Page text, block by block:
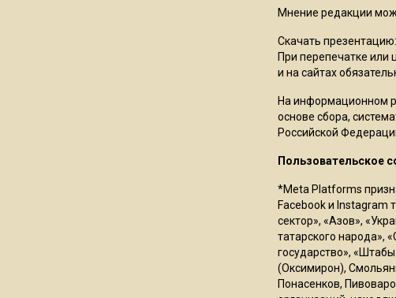
Мнение редакции
Скачать презентацию:
При перепечатке или
и на сайтах
На информационном
основе сбора,
Российской
Пользовательское
*Meta Platforms
Facebook и Instagram
сектор», «Азов»,
татарского народа»,
государство»,
(Оксимирон),
Понасенков,